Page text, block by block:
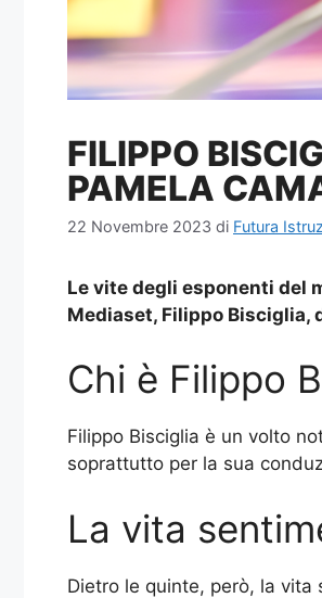
FILIPPO
PAMELA
22 Novembre 2023 di Futura
Le vite degli esponenti del
Mediaset, Filippo Bisciglia,
Chi è Filippo
Filippo Bisciglia è un volto
soprattutto per la sua
La vita
Dietro le quinte, però, la